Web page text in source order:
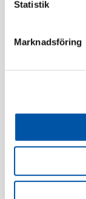
Statistik
Marknadsföring
Beskrivning
Specifikation